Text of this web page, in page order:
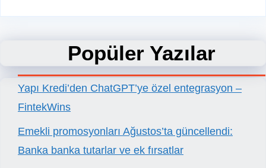
Popüler Yazılar
Yapı Kredi’den ChatGPT’ye özel entegrasyon –
FintekWins
Emekli promosyonları Ağustos’ta güncellendi:
Banka banka tutarlar ve ek fırsatlar